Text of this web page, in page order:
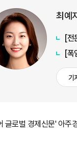
최예
[전
[폭
기
로벌 경제신문' 아주